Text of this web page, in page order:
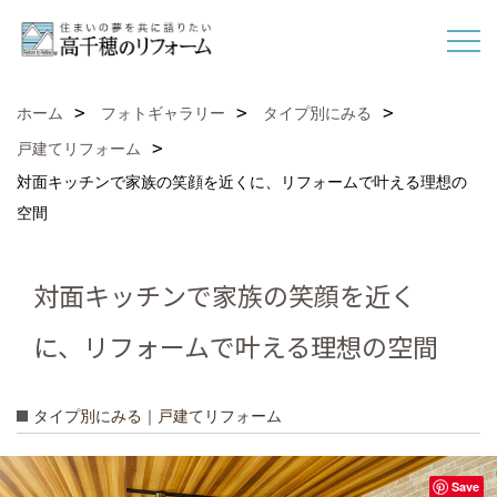
ホーム フォトギャラリー
タイプ別にみる
戸建てリフォーム
対面キッチンで家族の笑顔を近くに、リフォームで叶える理想の
空間
対面キッチンで家族の笑顔を近く
に、リフォームで叶える理想の空間
タイプ別にみる｜戸建てリフォーム
Save